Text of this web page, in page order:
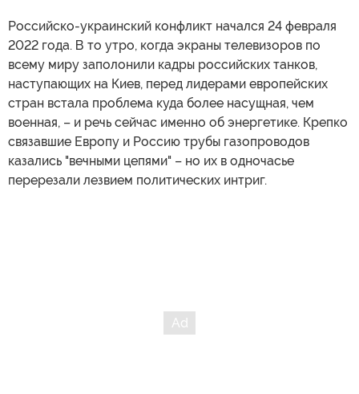
Российско-украинский конфликт начался 24 февраля
2022 года. В то утро, когда экраны телевизоров по
всему миру заполонили кадры российских танков,
наступающих на Киев, перед лидерами европейских
стран встала проблема куда более насущная, чем
военная, – и речь сейчас именно об энергетике. Крепко
связавшие Европу и Россию трубы газопроводов
казались "вечными цепями" – но их в одночасье
перерезали лезвием политических интриг.